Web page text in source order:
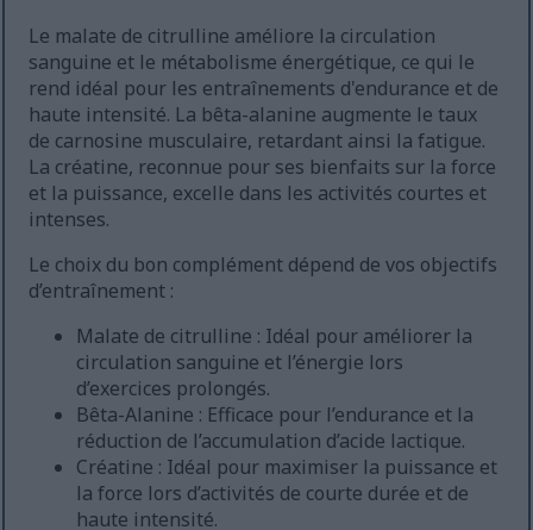
Le malate de citrulline améliore la circulation
sanguine et le métabolisme énergétique, ce qui le
rend idéal pour les entraînements d'endurance et de
haute intensité. La bêta-alanine augmente le taux
de carnosine musculaire, retardant ainsi la fatigue.
La créatine, reconnue pour ses bienfaits sur la force
et la puissance, excelle dans les activités courtes et
intenses.
Le choix du bon complément dépend de vos objectifs
d’entraînement :
Malate de citrulline : Idéal pour améliorer la
circulation sanguine et l’énergie lors
d’exercices prolongés.
Bêta-Alanine : Efficace pour l’endurance et la
réduction de l’accumulation d’acide lactique.
Créatine : Idéal pour maximiser la puissance et
la force lors d’activités de courte durée et de
haute intensité.